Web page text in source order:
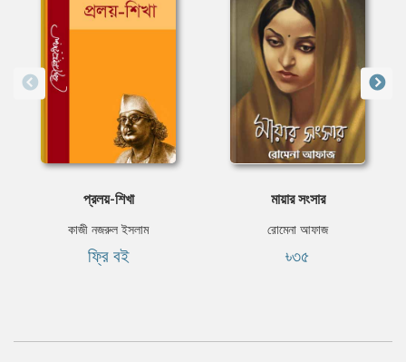
প্রলয়-শিখা
কাজী নজরুল ইসলাম
ফ্রি বই
মায়ার সংসার
রোমেনা আফাজ
৳৩৫